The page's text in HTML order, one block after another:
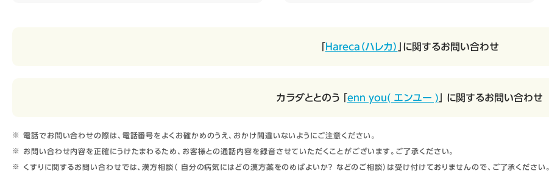
Hareca（ハレカ） 」に関するお問い合わせ
カラダととのう 「 enn you( エンユー ) 」 に関するお問い合わせ
電話でお問い合わせの際は、電話番号をよくお確かめのうえ、おかけ間違いないようにご注意ください。
お問い合わせ内容を正確にうけたまわるため、お客様との通話内容を録音させていただくことがございます。ご了承ください。
くすりに関するお問い合わせでは、漢方相談（ 自分の病気にはどの漢方薬をのめばよいか？ などのご相談）は受け付けておりませんので、ご了承ください。